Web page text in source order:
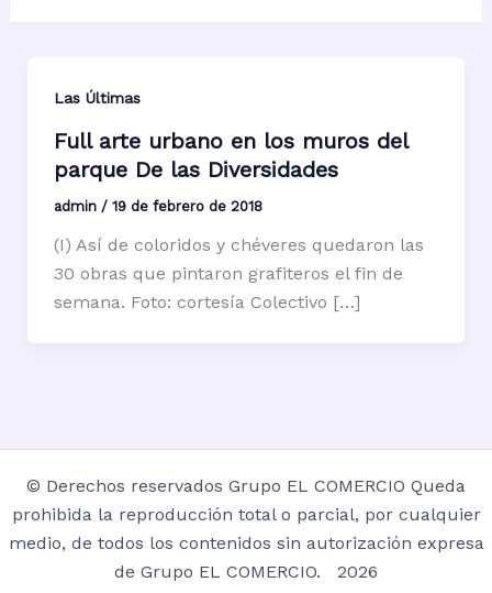
Las Últimas
Full arte urbano en los muros del
parque De las Diversidades
admin / 19 de febrero de 2018
(I) Así de coloridos y chéveres quedaron las
30 obras que pintaron grafiteros el fin de
semana. Foto: cortesía Colectivo […]
© Derechos reservados Grupo EL COMERCIO Queda
prohibida la reproducción total o parcial, por cualquier
medio, de todos los contenidos sin autorización expresa
de Grupo EL COMERCIO. 2026